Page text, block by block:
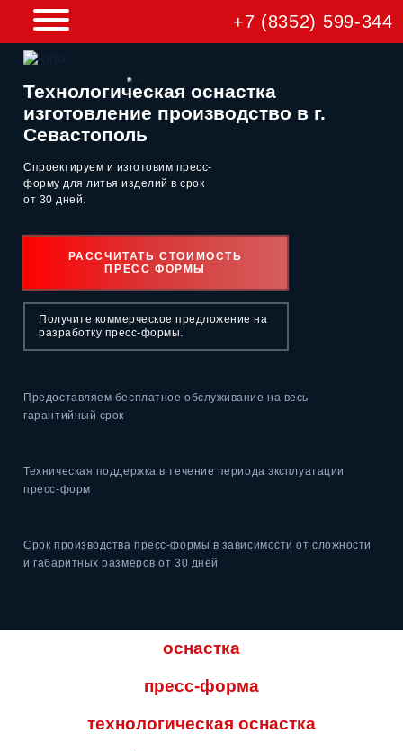
+7 (8352) 599-344
Технологическая оснастка
изготовление производство в г.
Севастополь
Спроектируем и изготовим пресс-
форму для литья изделийв срок
от 30 дней.
РАССЧИТАТЬ СТОИМОСТЬ
ПРЕСС ФОРМЫ
Получите коммерческое предложение на
разработку пресс-формы.
Предоставляем бесплатное обслуживание на весь
гарантийный срок
Техническая поддержкав течение периода эксплуатации
пресс-форм
Срок производства пресс-формы в зависимости от сложности
и габаритных размеров от 30 дней
оснастка
пресс-форма
технологическая оснастка